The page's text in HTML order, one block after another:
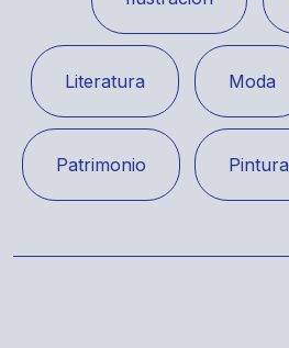
Literatura Moda
Patrimonio Pintura